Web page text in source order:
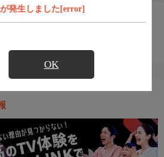
発生しました[error]
OK
番組